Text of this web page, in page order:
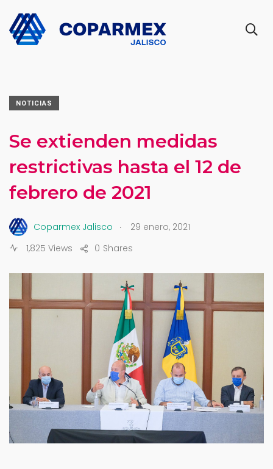
NOTICIAS
Se extienden medidas
restrictivas hasta el 12 de
febrero de 2021
Coparmex Jalisco .
29 enero, 2021
1,825 Views
Shares
0